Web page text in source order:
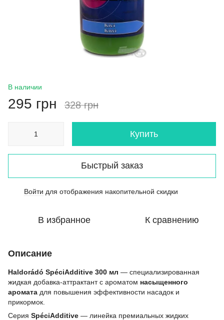
В наличии
295 грн 328 грн
Купить
Быстрый заказ
Войти для отображения накопительной скидки
В избранное К сравнению
Описание
Haldorádó SpéciAdditive 300 мл — специализированная
жидкая добавка-аттрактант с ароматом насыщенного
аромата для повышения эффективности насадок и
прикормок.
Серия SpéciAdditive — линейка премиальных жидких